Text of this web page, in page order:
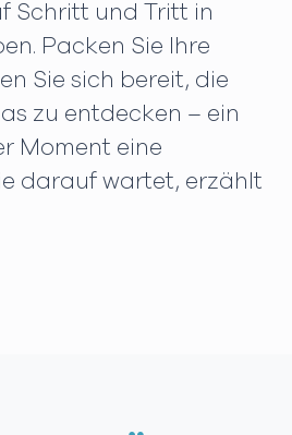
Schritt und Tritt in
Packen Sie Ihre
Sie sich bereit, die
zu entdecken – ein
Moment eine
darauf wartet, erzählt